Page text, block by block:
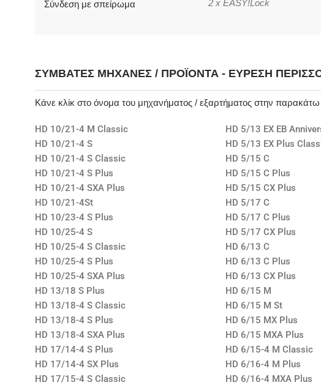
Σύνδεση με σπείρωμα 2 x EASY!Lock
ΣΥΜΒΑΤΈΣ ΜΗΧΑΝΈΣ / ΠΡΟΪΌΝΤΑ - ΕΎΡΕΣΗ
Κάνε κλίκ στο όνομα του μηχανήματος / εξαρτήματος στην
HD 10/21-4 M Classic
HD 10/21-4 S
HD 10/21-4 S Classic
HD 10/21-4 S Plus
HD 10/21-4 SXA Plus
HD 10/21-4St
HD 10/23-4 S Plus
HD 10/25-4 S
HD 10/25-4 S Classic
HD 10/25-4 S Plus
HD 10/25-4 SXA Plus
HD 13/18 S Plus
HD 13/18-4 S Classic
HD 13/18-4 S Plus
HD 13/18-4 SXA Plus
HD 17/14-4 S Plus
HD 17/14-4 SX Plus
HD 17/15-4 S Classic
HD 5/13 EX EB
HD 5/13 EX Plus
HD 5/15 C
HD 5/15 C Plus
HD 5/15 CX Plus
HD 5/17 C
HD 5/17 C Plus
HD 5/17 CX Plus
HD 6/13 C
HD 6/13 C Plus
HD 6/13 CX Plus
HD 6/15 M
HD 6/15 M St
HD 6/15 MX Plus
HD 6/15 MXA Plus
HD 6/15-4 M Classic
HD 6/16-4 M Plus
HD 6/16-4 MXA Plus